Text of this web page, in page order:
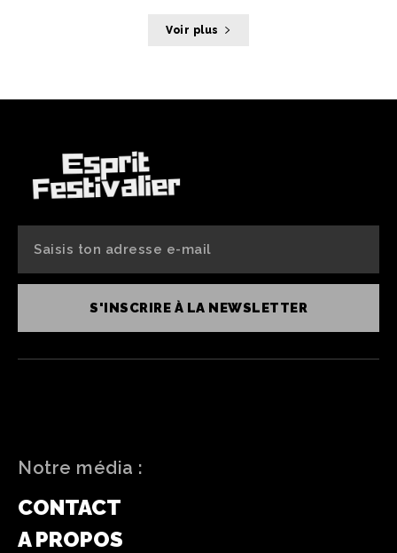
Voir plus
S'INSCRIRE À LA NEWSLETTER
Notre média :
CONTACT
A PROPOS